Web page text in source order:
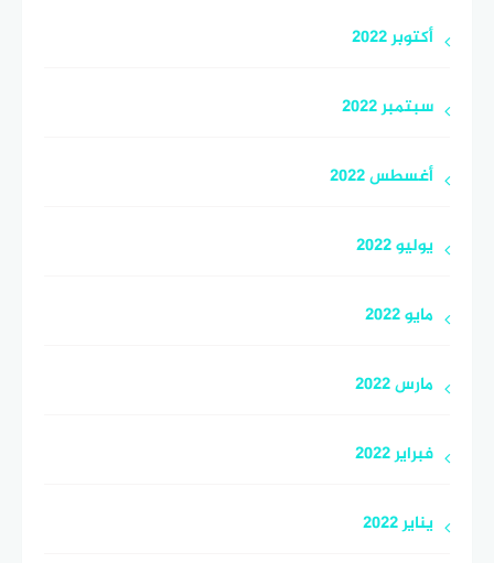
أكتوبر 2022
سبتمبر 2022
أغسطس 2022
يوليو 2022
مايو 2022
مارس 2022
فبراير 2022
يناير 2022